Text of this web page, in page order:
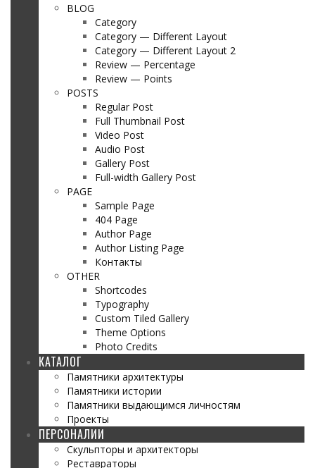
BLOG
Category
Category — Different Layout
Category — Different Layout 2
Review — Percentage
Review — Points
POSTS
Regular Post
Full Thumbnail Post
Video Post
Audio Post
Gallery Post
Full-width Gallery Post
PAGE
Sample Page
404 Page
Author Page
Author Listing Page
Контакты
OTHER
Shortcodes
Typography
Custom Tiled Gallery
Theme Options
Photo Credits
КАТАЛОГ
Памятники архитектуры
Памятники истории
Памятники выдающимся личностям
Проекты
ПЕРСОНАЛИИ
Скульпторы и архитекторы
Реставраторы